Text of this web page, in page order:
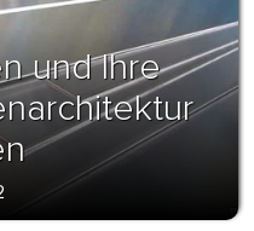
und Ihre